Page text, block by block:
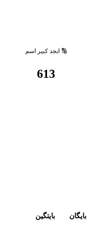
🔢 ابجد کبیر اسم
613
بایگان بایتگین